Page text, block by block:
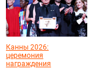
Канны 2026:
церемония
награждения